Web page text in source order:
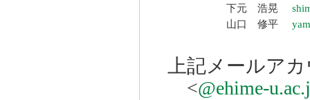
下元 浩晃
山口 修平
上記メールア
<@ehime-